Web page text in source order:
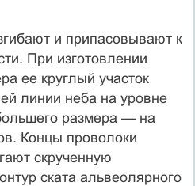
и припасовывают к
При изготовлении
ее круглый учас­ток
линии неба на уровне
размера — на
Концы проволоки
скрученную
ската альвео­лярного